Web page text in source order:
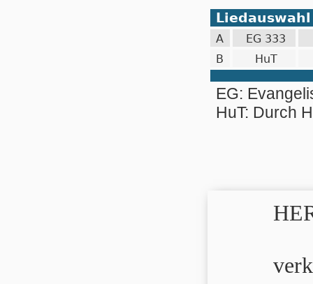
Liedauswahl
A
EG 333
B
HuT
EG:
HuT: Durch